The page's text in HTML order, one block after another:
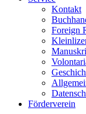
Kontakt
Foreign
Förderverein